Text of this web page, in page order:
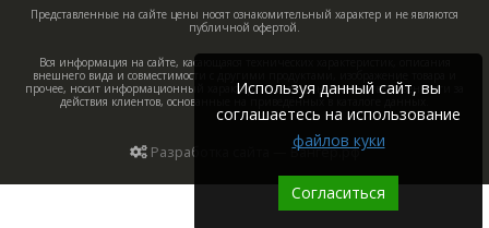
Используя данный сайт, вы
соглашаетесь на использование
файлов куки
Согласиться
Представленные на сайте цены носят ознакомительный характер и не являются
публичной офертой.
Вся информация на сайте, касающаяся технических характеристик, описания
внешнего вида и совместимости с другими продуктами, изображение товара и
прочее, носит информационный характер, компания не несёт ответственности за
действия клиентов, основанные на приведённых в каталоге данных.
Разработка сайта — Вангер.рф